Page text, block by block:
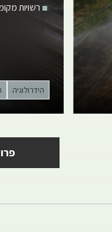
רשויות
הידרולוגיה